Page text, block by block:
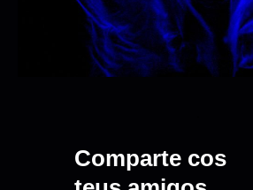
Comparte cos